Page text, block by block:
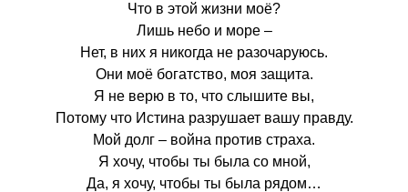
Что в этой жизни моё?
Лишь небо и море –
Нет, в них я никогда не разочаруюсь.
Они моё богатство, моя защита.
Я не верю в то, что слышите вы,
Потому что Истина разрушает вашу правду.
Мой долг – война против страха.
Я хочу, чтобы ты была со мной,
Да, я хочу, чтобы ты была рядом…